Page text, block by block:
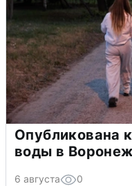
Опубликована
воды в
6 августа 0